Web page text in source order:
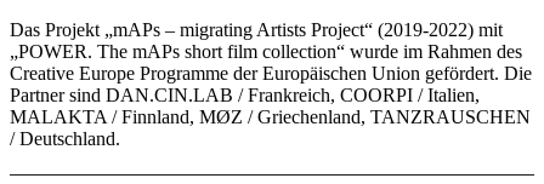
Das Projekt „mAPs – migrating Artists Project“ (2019-2022) mit
„POWER. The mAPs short film collection“ wurde im Rahmen des
Creative Europe Programme der Europäischen Union gefördert. Die
Partner sind DAN.CIN.LAB / Frankreich, COORPI / Italien,
MALAKTA / Finnland, MØZ / Griechenland, TANZRAUSCHEN
/ Deutschland.